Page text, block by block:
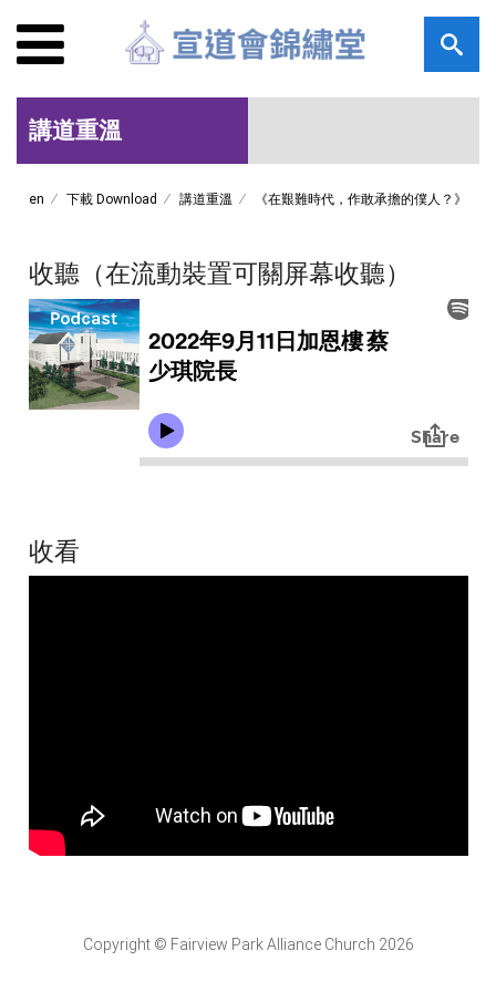
講道重溫
en 下載 Download 講道重溫 《在艱難時代，作敢承擔的僕人？》
收聽（在流動裝置可關屏幕收聽）
收看
Copyright © Fairview Park Alliance Church 2026